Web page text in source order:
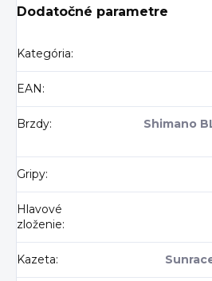
Dodatočné parametre
Kategória:
EAN :
Brzdy:
Shimano
Gripy:
Hlavové
zloženie:
Kazeta: